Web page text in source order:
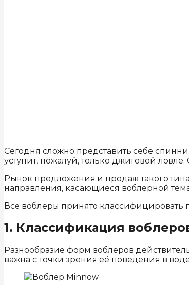
Сегодня сложно представить себе
уступит, пожалуй, только джиговой ловле.
Рынок предложения и продаж такого
направления, касающиеся воблерной
Все воблеры принято классифицировать
1. Классификация
Разнообразие форм воблеров
важна с точки зрения её поведения в